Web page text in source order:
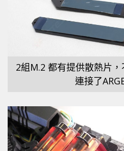
2組M.2 都有提供散熱片
連接了